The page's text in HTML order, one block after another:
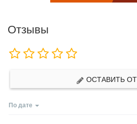
Отзывы
ОСТАВИТЬ
По дате